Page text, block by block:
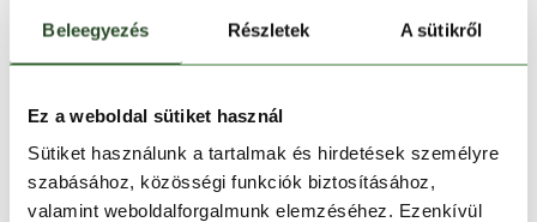
Beleegyezés Részletek A sütikről
Ez a weboldal sütiket használ
Sütiket használunk a tartalmak és hirdetések személyre
szabásához, közösségi funkciók biztosításához,
valamint weboldalforgalmunk elemzéséhez. Ezenkívül